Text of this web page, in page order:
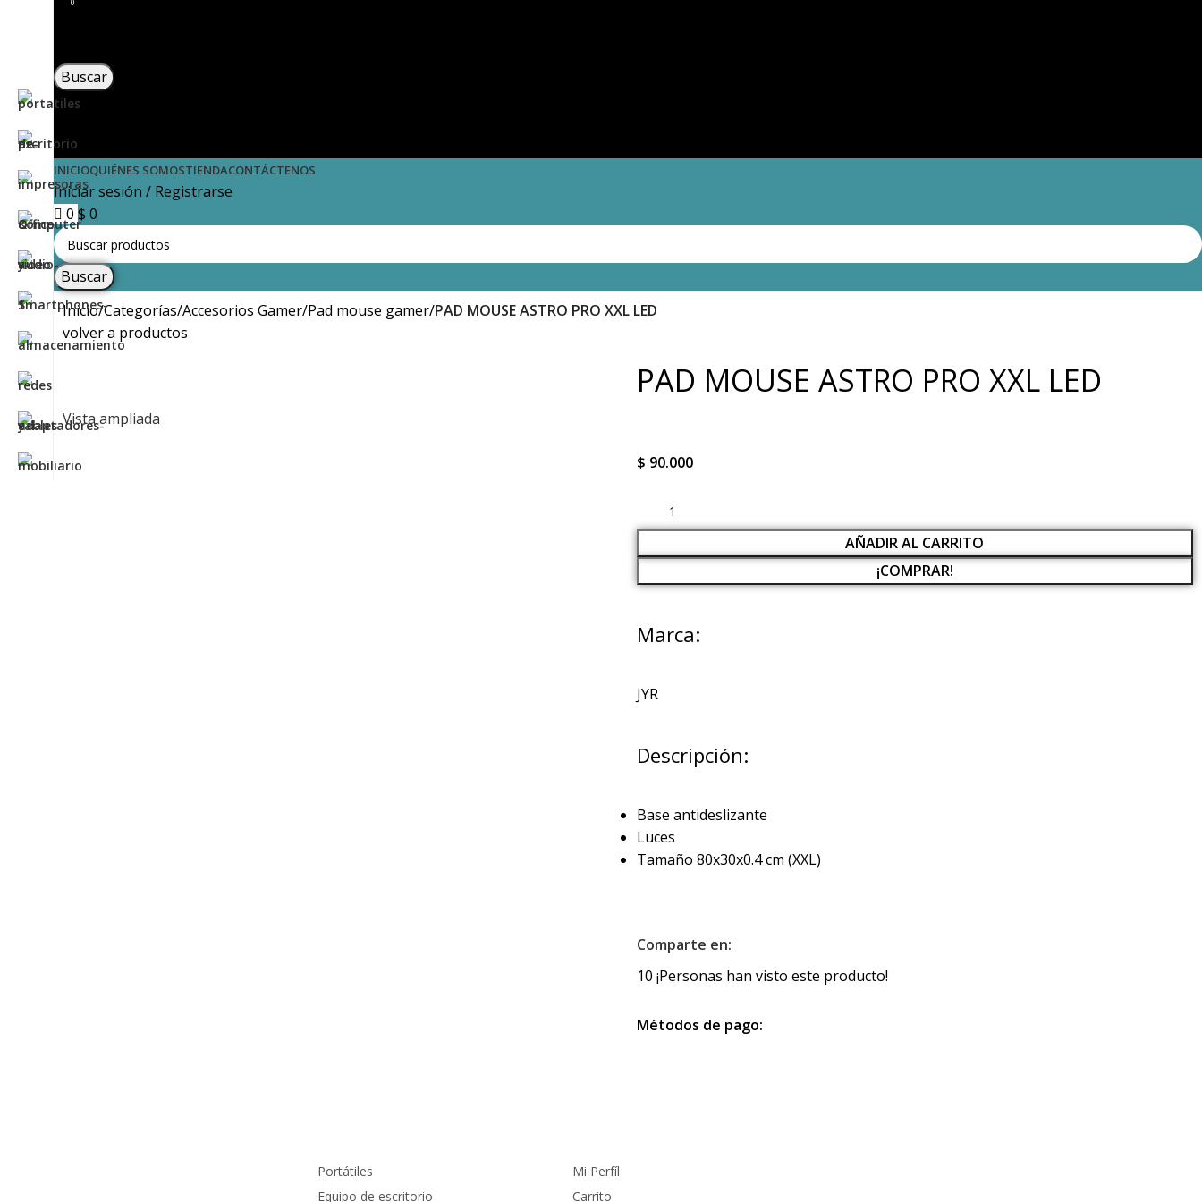
Buscar
Menú
Iniciar sesión / Registrarse
INICIOQUIÉNES SOMOSTIENDACONTÁCTENOS
Iniciar sesión / Registrarse
0 $ 0
Buscar
Inicio Categorías Accesorios Gamer Pad mouse gamer PAD MOUSE ASTRO PRO XXL LED
volver a productos
Vista ampliada
PAD MOUSE ASTRO PRO XXL LED
$ 90.000
AÑADIR AL CARRITO
¡COMPRAR!
Marca:
JYR
Descripción:
Base antideslizante
Luces
Tamaño 80x30x0.4 cm (XXL)
Comparte en:
10 ¡Personas han visto este producto!
Métodos de pago:
Portátiles
Equipo de escritorio
Mi Perfíl
Carrito